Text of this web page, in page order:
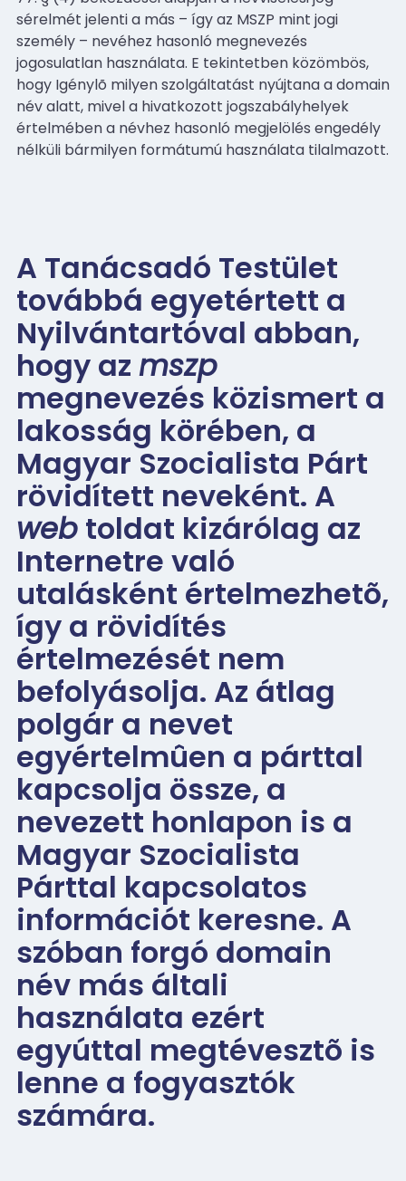
sérelmét jelenti a más – így az MSZP mint jogi
személy – nevéhez hasonló megnevezés
jogosulatlan használata. E tekintetben közömbös,
hogy Igénylõ milyen szolgáltatást nyújtana a domain
név alatt, mivel a hivatkozott jogszabályhelyek
értelmében a névhez hasonló megjelölés engedély
nélküli bármilyen formátumú használata tilalmazott.
A Tanácsadó Testület
továbbá egyetértett a
Nyilvántartóval abban,
hogy az mszp
megnevezés közismert a
lakosság körében, a
Magyar Szocialista Párt
rövidített neveként. A
web toldat kizárólag az
Internetre való
utalásként értelmezhetõ,
így a rövidítés
értelmezését nem
befolyásolja. Az átlag
polgár a nevet
egyértelmûen a párttal
kapcsolja össze, a
nevezett honlapon is a
Magyar Szocialista
Párttal kapcsolatos
információt keresne. A
szóban forgó domain
név más általi
használata ezért
egyúttal megtévesztõ is
lenne a fogyasztók
számára.